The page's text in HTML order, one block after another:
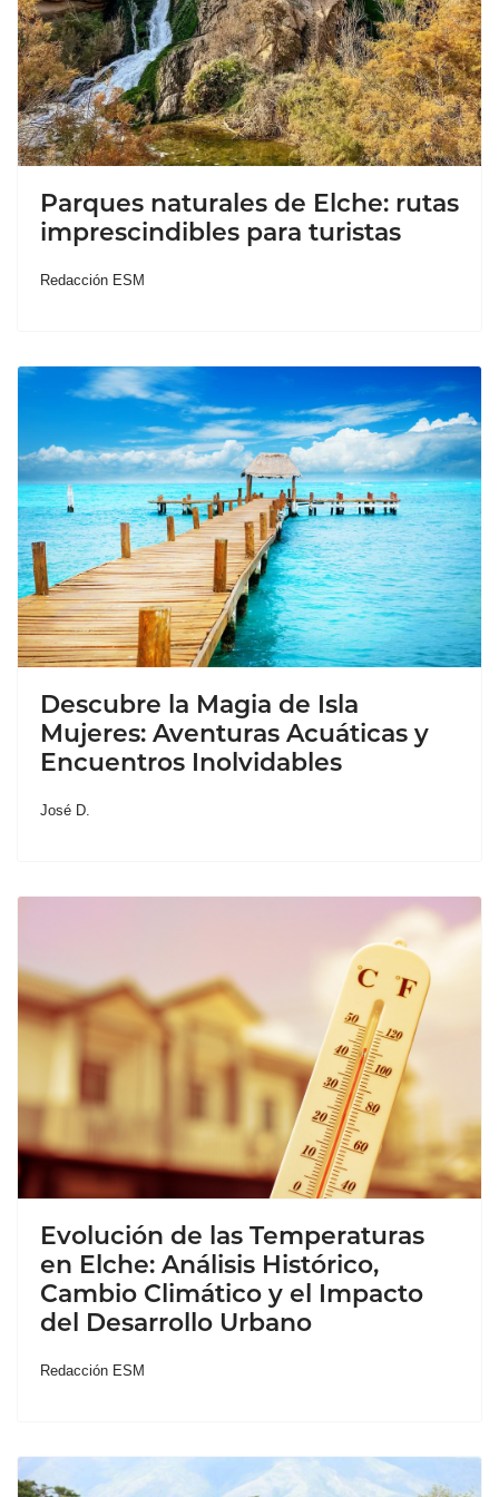
Parques naturales de Elche: rutas
imprescindibles para turistas
Redacción ESM
Descubre la Magia de Isla
Mujeres: Aventuras Acuáticas y
Encuentros Inolvidables
José D.
Evolución de las Temperaturas
en Elche: Análisis Histórico,
Cambio Climático y el Impacto
del Desarrollo Urbano
Redacción ESM